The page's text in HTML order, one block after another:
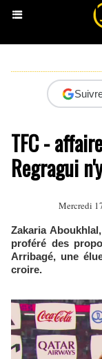
TFC -
Regragui
Mercredi
Zakaria
proféré des
Arribagé, une
croire.